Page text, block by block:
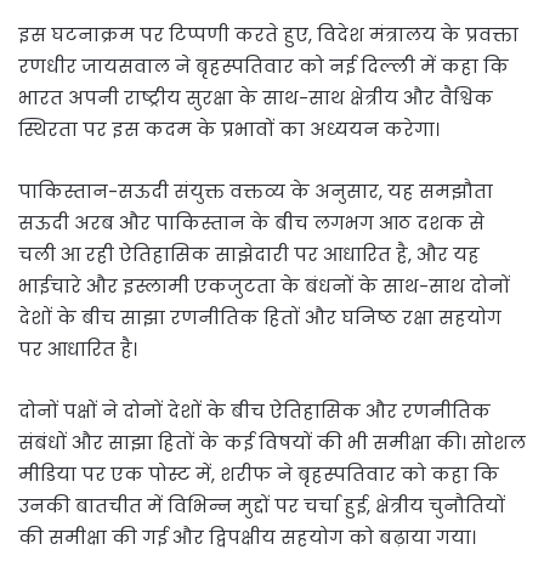
इस घटनाक्रम पर टिप्पणी करते हुए, विदेश मंत्रालय के प्रवक्ता
रणधीर जायसवाल ने बृहस्पतिवार को नई दिल्ली में कहा कि
भारत अपनी राष्ट्रीय सुरक्षा के साथ-साथ क्षेत्रीय और वैश्विक
स्थिरता पर इस कदम के प्रभावों का अध्ययन करेगा।
पाकिस्तान-सऊदी संयुक्त वक्तव्य के अनुसार, यह समझौता
सऊदी अरब और पाकिस्तान के बीच लगभग आठ दशक से
चली आ रही ऐतिहासिक साझेदारी पर आधारित है, और यह
भाईचारे और इस्लामी एकजुटता के बंधनों के साथ-साथ दोनों
देशों के बीच साझा रणनीतिक हितों और घनिष्ठ रक्षा सहयोग
पर आधारित है।
दोनों पक्षों ने दोनों देशों के बीच ऐतिहासिक और रणनीतिक
संबंधों और साझा हितों के कई विषयों की भी समीक्षा की। सोशल
मीडिया पर एक पोस्ट में, शरीफ ने बृहस्पतिवार को कहा कि
उनकी बातचीत में विभिन्न मुद्दों पर चर्चा हुई, क्षेत्रीय चुनौतियों
की समीक्षा की गई और द्विपक्षीय सहयोग को बढ़ाया गया।